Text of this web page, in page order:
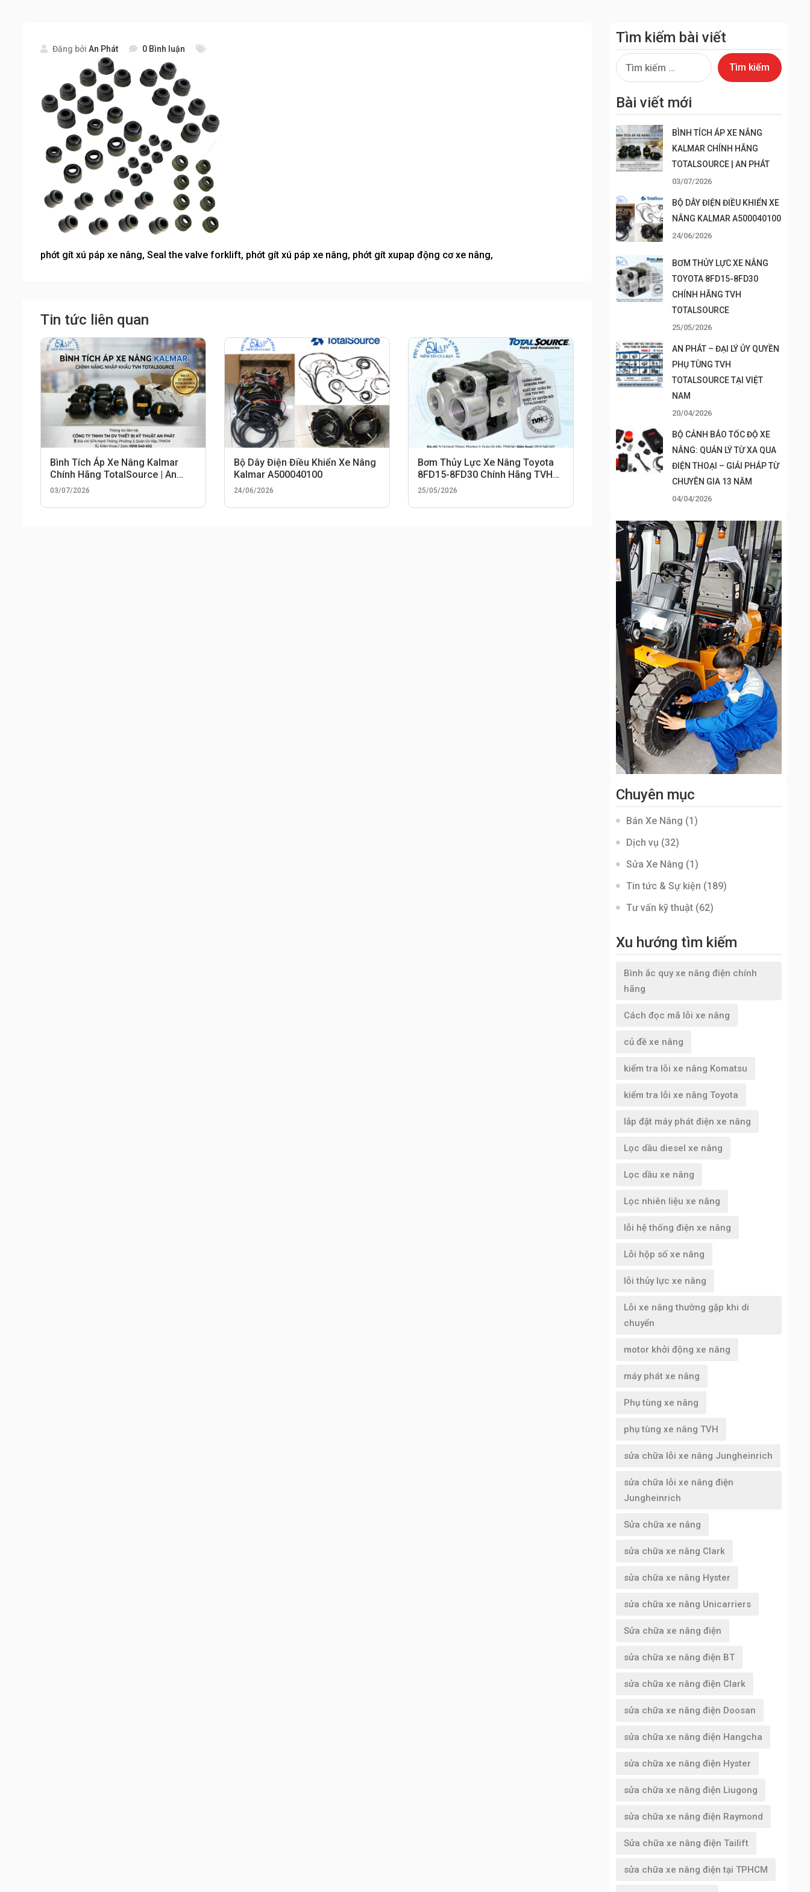
Đăng bởi An Phát 0 Bình luận
phớt gít xú páp xe nâng, Seal the valve forklift, phớt gít xú páp xe nâng, phớt gít xupap động cơ xe nâng,
Tin tức liên quan
Bình Tích Áp Xe Nâng Kalmar
Chính Hãng TotalSource | An
Phát
03/07/2026
Bộ Dây Điện Điều Khiển Xe Nâng
Kalmar A500040100
24/06/2026
Bơm Thủy Lực Xe Nâng Toyota
8FD15-8FD30 Chính Hãng TVH
TotalSource
25/05/2026
Tìm kiếm bài viết
Tìm
kiếm
Bài viết mới
BÌNH TÍCH ÁP XE NÂNG
KALMAR CHÍNH HÃNG
TOTALSOURCE | AN PHÁT
03/07/2026
BỘ DÂY ĐIỆN ĐIỀU KHIỂN XE
NÂNG KALMAR A500040100
24/06/2026
BƠM THỦY LỰC XE NÂNG
TOYOTA 8FD15-8FD30
CHÍNH HÃNG TVH
TOTALSOURCE
25/05/2026
AN PHÁT – ĐẠI LÝ ỦY QUYỀN
PHỤ TÙNG TVH
TOTALSOURCE TẠI VIỆT
NAM
20/04/2026
BỘ CẢNH BÁO TỐC ĐỘ XE
NÂNG: QUẢN LÝ TỪ XA QUA
ĐIỆN THOẠI – GIẢI PHÁP TỪ
CHUYÊN GIA 13 NĂM
04/04/2026
Chuyên mục
Bán Xe Nâng (1)
Dịch vụ (32)
Sửa Xe Nâng (1)
Tin tức & Sự kiện (189)
Tư vấn kỹ thuật (62)
Xu hướng tìm kiếm
Bình ắc quy xe nâng điện chính
hãng
Cách đọc mã lỗi xe nâng
củ đề xe nâng
kiểm tra lỗi xe nâng Komatsu
kiểm tra lỗi xe nâng Toyota
lắp đặt máy phát điện xe nâng
Lọc dầu diesel xe nâng
Lọc dầu xe nâng
Lọc nhiên liệu xe nâng
lỗi hệ thống điện xe nâng
Lỗi hộp số xe nâng
lỗi thủy lực xe nâng
Lỗi xe nâng thường gặp khi di
chuyển
motor khởi động xe nâng
máy phát xe nâng
Phụ tùng xe nâng
phụ tùng xe nâng TVH
sửa chữa lỗi xe nâng Jungheinrich
sửa chữa lỗi xe nâng điện
Jungheinrich
Sửa chữa xe nâng
sửa chữa xe nâng Clark
sửa chữa xe nâng Hyster
sửa chữa xe nâng Unicarriers
Sửa chữa xe nâng điện
sửa chữa xe nâng điện BT
sửa chữa xe nâng điện Clark
sửa chữa xe nâng điện Doosan
sửa chữa xe nâng điện Hangcha
sửa chữa xe nâng điện Hyster
sửa chữa xe nâng điện Liugong
sửa chữa xe nâng điện Raymond
Sửa chữa xe nâng điện Tailift
sửa chữa xe nâng điện tại TPHCM